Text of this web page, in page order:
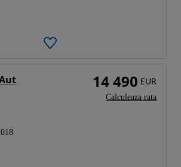
14 490 EUR
Calculeaza rata